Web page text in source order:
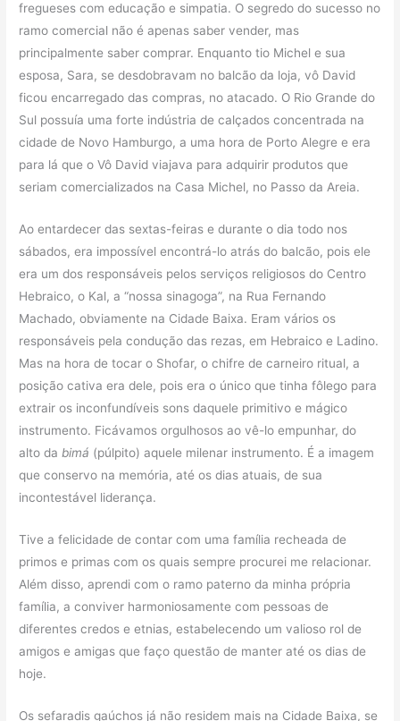
fregueses com educação e simpatia. O segredo do sucesso no
ramo comercial não é apenas saber vender, mas
principalmente saber comprar. Enquanto tio Michel e sua
esposa, Sara, se desdobravam no balcão da loja, vô David
ficou encarregado das compras, no atacado. O Rio Grande do
Sul possuía uma forte indústria de calçados concentrada na
cidade de Novo Hamburgo, a uma hora de Porto Alegre e era
para lá que o Vô David viajava para adquirir produtos que
seriam comercializados na Casa Michel, no Passo da Areia.
Ao entardecer das sextas-feiras e durante o dia todo nos
sábados, era impossível encontrá-lo atrás do balcão, pois ele
era um dos responsáveis pelos serviços religiosos do Centro
Hebraico, o Kal, a “nossa sinagoga”, na Rua Fernando
Machado, obviamente na Cidade Baixa. Eram vários os
responsáveis pela condução das rezas, em Hebraico e Ladino.
Mas na hora de tocar o Shofar, o chifre de carneiro ritual, a
posição cativa era dele, pois era o único que tinha fôlego para
extrair os inconfundíveis sons daquele primitivo e mágico
instrumento. Ficávamos orgulhosos ao vê-lo empunhar, do
alto dabimá (púlpito) aquele milenar instrumento. É a imagem
que conservo na memória, até os dias atuais, de sua
incontestável liderança.
Tive a felicidade de contar com uma família recheada de
primos e primas com os quais sempre procurei me relacionar.
Além disso, aprendi com o ramo paterno da minha própria
família, a conviver harmoniosamente com pessoas de
diferentes credos e etnias, estabelecendo um valioso rol de
amigos e amigas que faço questão de manter até os dias de
hoje.
Os sefaradis gaúchos já não residem mais na Cidade Baixa, se